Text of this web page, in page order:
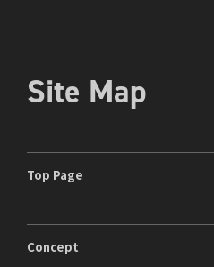
Site Map
Top Page
Concept